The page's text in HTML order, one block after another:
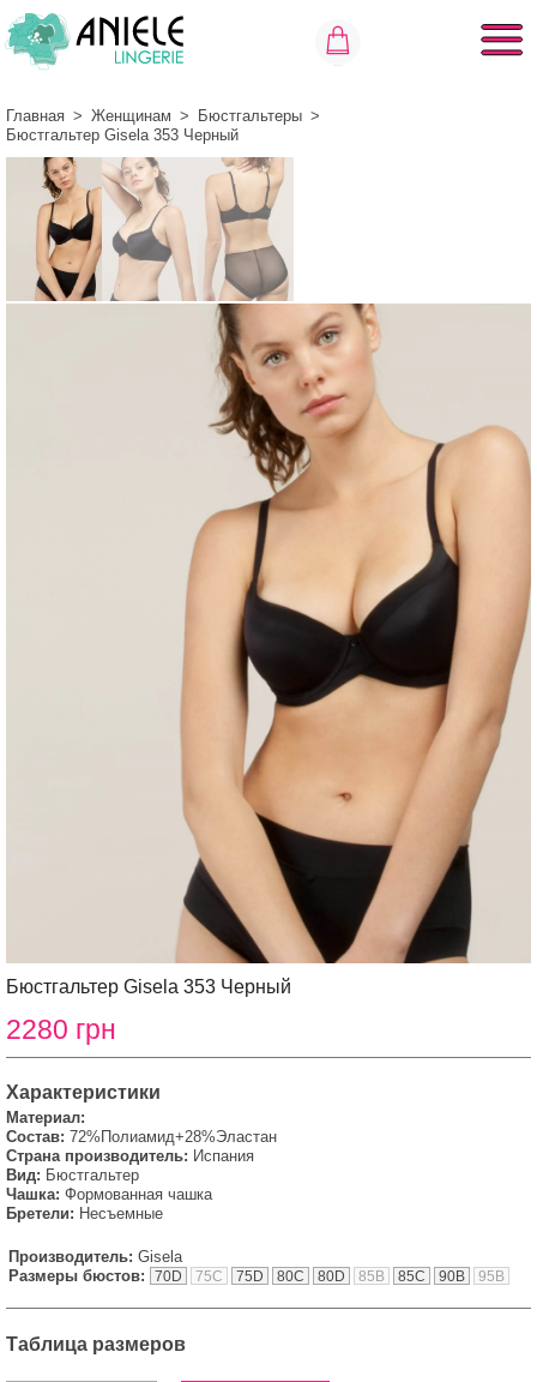
Главная > Женщинам > Бюстгальтеры >
Бюстгальтер Gisela 353 Черный
Бюстгальтер Gisela 353 Черный
2280 грн
Характеристики
Материал:
Состав: 72%Полиамид+28%Эластан
Страна производитель: Испания
Вид: Бюстгальтер
Чашка: Формованная чашка
Бретели: Несъемные
Производитель: Gisela
Размеры бюстов:
70D 75C 75D 80C 80D 85B 85C 90B 95B
Таблица размеров